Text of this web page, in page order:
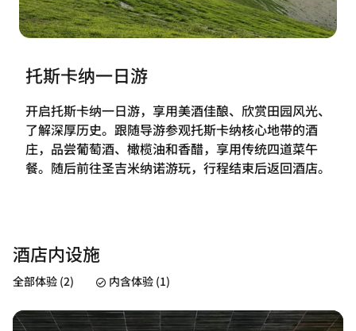
托斯卡纳一日游
开启托斯卡纳一日游，享用美酒佳酿、欣赏田园风光、
了解深厚历史。跟随导游参观托斯卡纳核心地带的酒
庄，品尝葡萄酒、橄榄油和香醋，享用传统四道菜午
餐。随后前往圣吉米纳诺游玩，行程结束后返回酒店。
酒店内设施
全部体验 (2) 内含体验 (1)